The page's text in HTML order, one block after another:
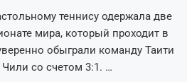
теннису одержала две
мира, который проходит в
обыграли команду Таити
со счетом 3:1. …